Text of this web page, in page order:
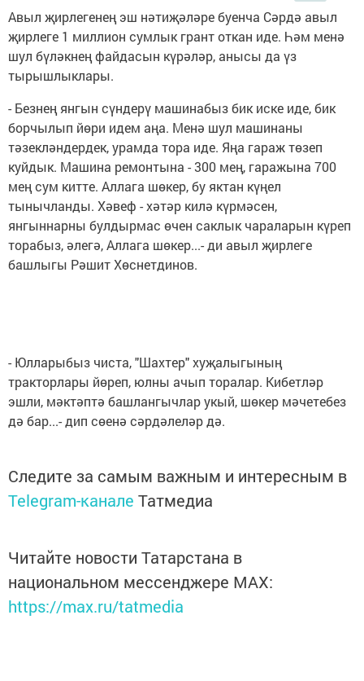
Авыл җирлегенең эш нәтиҗәләре буенча Сәрдә авыл
җирлеге 1 миллион сумлык грант откан иде. Һәм менә
шул бүләкнең файдасын күрәләр, анысы да үз
тырышлыклары.
- Безнең янгын сүндерү машинабыз бик иске иде, бик
борчылып йөри идем аңа. Менә шул машинаны
тәзекләндердек, урамда тора иде. Яңа гараж төзеп
куйдык. Машина ремонтына - 300 мең, гаражына 700
мең сум китте. Аллага шөкер, бу яктан күңел
тынычланды. Хәвеф - хәтәр килә күрмәсен,
янгыннарны булдырмас өчен саклык чараларын күреп
торабыз, әлегә, Аллага шөкер...- ди авыл җирлеге
башлыгы Рәшит Хөснетдинов.
- Юлларыбыз чиста, "Шахтер" хуҗалыгының
тракторлары йөреп, юлны ачып торалар. Кибетләр
эшли, мәктәптә башлангычлар укый, шөкер мәчетебез
дә бар...- дип сөенә сәрдәлеләр дә.
Следите за самым важным и интересным в
Telegram-канале Татмедиа
Читайте новости Татарстана в
национальном мессенджере MАХ:
https://max.ru/tatmedia